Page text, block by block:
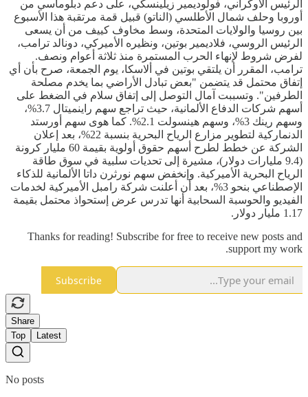
الرئيس الأوكراني، فولوديمير زيلينسكي، على دعم دبلوماسي من
أوروبا وحلف شمال الأطلسي (الناتو) قبيل قمة مرتقبة هذا الأسبوع
بين روسيا والولايات المتحدة، وسط مخاوف كييف من أن يسعى
الرئيس الروسي، فلاديمير بوتين، ونظيره الأميركي، دونالد ترامب،
لفرض شروط لإنهاء الحرب المستمرة منذ ثلاثة أعوام ونصف.
ترامب، المقرر أن يلتقي بوتين في ألاسكا، يوم الجمعة، صرح بأن أي
إتفاق محتمل قد يتضمن "بعض تبادل الأراضي بما يخدم مصلحة
الطرفين". وتسببت آمال التوصل إلى إتفاق سلام في الضغط على
أسهم شركات الدفاع الألمانية، حيث تراجع سهم راينميتال 3.7%،
وسهم رينك 3%، وسهم هينسولت 2.1%. كما هوى سهم أورستد
الدنماركية لتطوير مزارع الرياح البحرية بنسبة 22%، بعد إعلان
الشركة عن خطط لطرح أسهم حقوق أولوية بقيمة 60 مليار كرونة
(9.4 مليارات دولار)، مشيرة إلى تحديات سلبية في سوق طاقة
الرياح البحرية الأميركية. وإنخفض سهم نورثرن داتا الألمانية للذكاء
الإصطناعي بنحو 3%، بعد أن أعلنت شركة رامبل الأميركية لخدمات
الفيديو والحوسبة السحابية أنها تدرس عرض إستحواذ محتمل بقيمة
1.17 مليار دولار.
Thanks for reading! Subscribe for free to receive new posts and
support my work.
Subscribe
Share
Top
Latest
No posts